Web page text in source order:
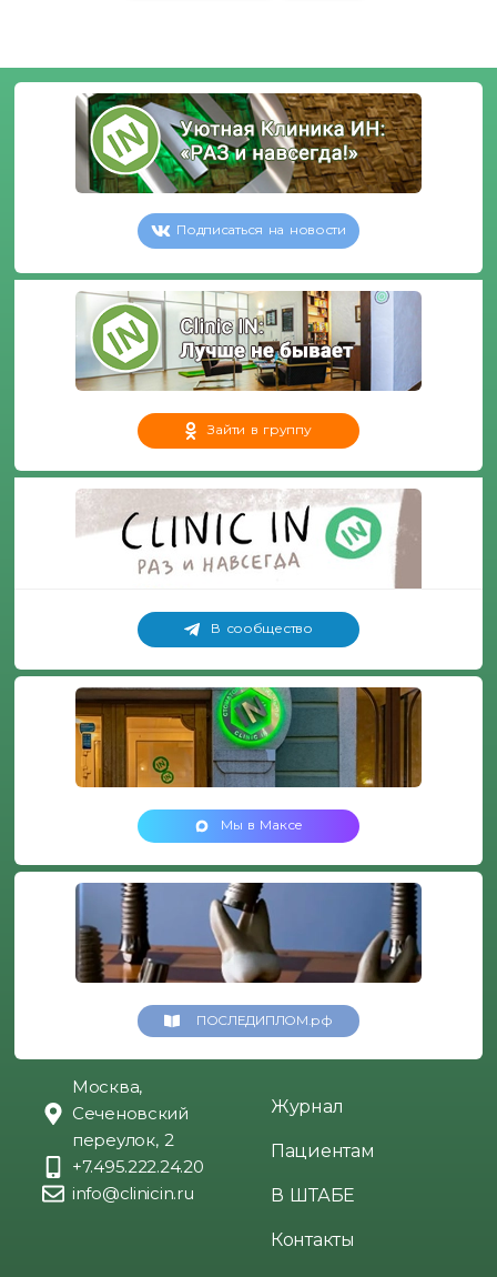
Подписаться на новости
Зайти в группу
В сообщество
Мы в Максе
ПОСЛЕДИПЛОМ.рф
Москва,
Сеченовский
переулок, 2
+7.495.222.24.20
info@clinicin.ru
Журнал
Пациентам
В ШТАБЕ
Контакты